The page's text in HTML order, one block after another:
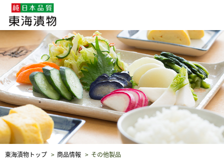
企業・採用情報 社会貢献 品質保証
東海漬物トップ 商品情報 その他製品